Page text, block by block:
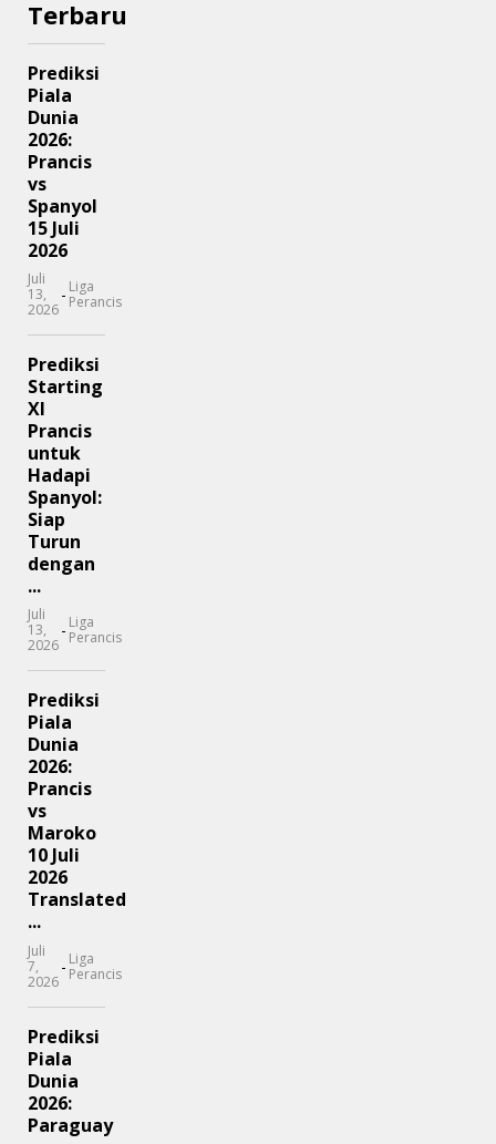
Terbaru
Prediksi
Piala
Dunia
2026:
Prancis
vs
Spanyol
15 Juli
2026
Juli
13,
2026
- Liga
Perancis
Prediksi
Starting
XI
Prancis
untuk
Hadapi
Spanyol:
Siap
Turun
dengan
...
Juli
13,
2026
- Liga
Perancis
Prediksi
Piala
Dunia
2026:
Prancis
vs
Maroko
10 Juli
2026
Translated
...
Juli
7,
2026
- Liga
Perancis
Prediksi
Piala
Dunia
2026:
Paraguay